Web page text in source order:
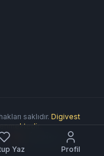
Yaz Profil
saklıdır. Digivest